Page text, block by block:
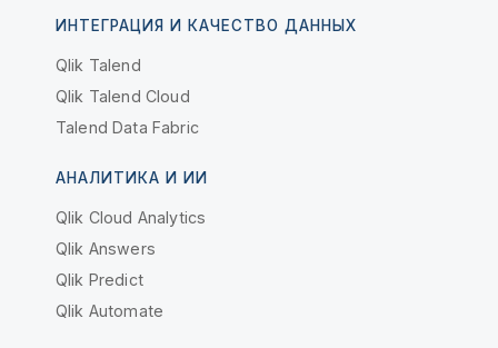
ИНТЕГРАЦИЯ И КАЧЕСТВО ДАННЫХ
Qlik Talend
Qlik Talend Cloud
Talend Data Fabric
АНАЛИТИКА И ИИ
Qlik Cloud Analytics
Qlik Answers
Qlik Predict
Qlik Automate